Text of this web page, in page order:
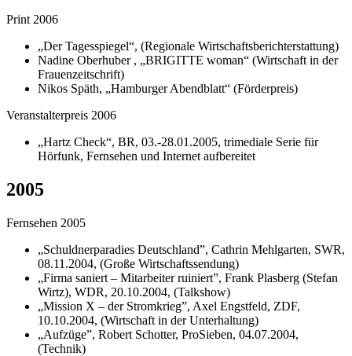
Print 2006
„Der Tagesspiegel“, (Regionale Wirtschaftsberichterstattung)
Nadine Oberhuber , „BRIGITTE woman“ (Wirtschaft in der
Frauenzeitschrift)
Nikos Späth, „Hamburger Abendblatt“ (Förderpreis)
Veranstalterpreis 2006
„Hartz Check“, BR, 03.-28.01.2005, trimediale Serie für
Hörfunk, Fernsehen und Internet aufbereitet
2005
Fernsehen 2005
„Schuldnerparadies Deutschland”, Cathrin Mehlgarten, SWR,
08.11.2004, (Große Wirtschaftssendung)
„Firma saniert – Mitarbeiter ruiniert”, Frank Plasberg (Stefan
Wirtz), WDR, 20.10.2004, (Talkshow)
„Mission X – der Stromkrieg”, Axel Engstfeld, ZDF,
10.10.2004, (Wirtschaft in der Unterhaltung)
„Aufzüge”, Robert Schotter, ProSieben, 04.07.2004,
(Technik)